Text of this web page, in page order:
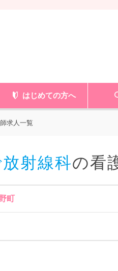
はじめての方へ
求人一覧
射線科の看
町